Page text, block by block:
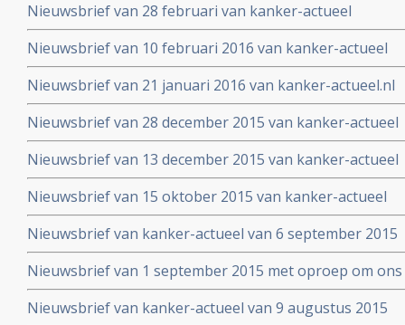
Nieuwsbrief van 28 februari van kanker-actueel
Nieuwsbrief van 10 februari 2016 van kanker-actueel
Nieuwsbrief van 21 januari 2016 van kanker-actueel.nl
Nieuwsbrief van 28 december 2015 van kanker-actueel
Nieuwsbrief van 13 december 2015 van kanker-actueel
Nieuwsbrief van 15 oktober 2015 van kanker-actueel
Nieuwsbrief van kanker-actueel van 6 september 2015
Nieuwsbrief van 1 september 2015 met oproep om
Nieuwsbrief van kanker-actueel van 9 augustus 2015